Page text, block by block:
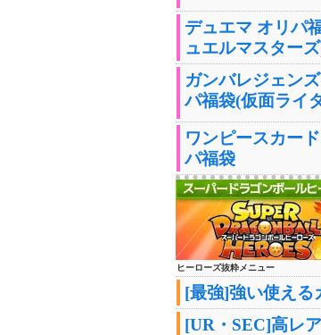
デュエマ オリパ
ュエルマスター
ガンバレジェン
パ福袋(仮面ライ
ワンピースカー
パ福袋
ヒーローズ抜粋メニュー
[最強]強い使える
[UR・SEC]高レ